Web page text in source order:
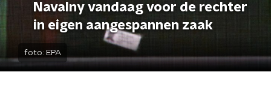
Navalny vandaag voor de rechter
in eigen aangespannen zaak
foto: EPA